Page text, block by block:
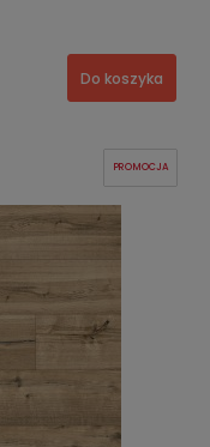
Do koszyka
PROMOCJA